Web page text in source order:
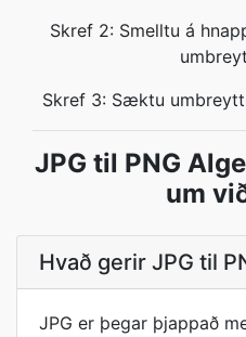
Skref 2: Smelltu á
Skref 3: Sæktu
JPG til PNG
um
Hvað gerir JPG til
JPG er þegar þjappað